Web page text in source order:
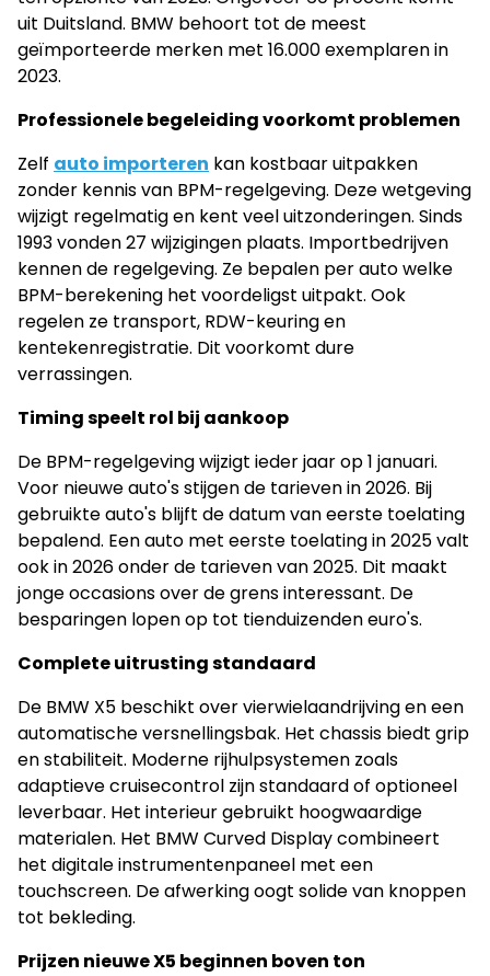
uit Duitsland. BMW behoort tot de meest
geïmporteerde merken met 16.000 exemplaren in
2023.
Professionele begeleiding voorkomt problemen
Zelf auto importeren kan kostbaar uitpakken
zonder kennis van BPM-regelgeving. Deze wetgeving
wijzigt regelmatig en kent veel uitzonderingen. Sinds
1993 vonden 27 wijzigingen plaats. Importbedrijven
kennen de regelgeving. Ze bepalen per auto welke
BPM-berekening het voordeligst uitpakt. Ook
regelen ze transport, RDW-keuring en
kentekenregistratie. Dit voorkomt dure
verrassingen.
Timing speelt rol bij aankoop
De BPM-regelgeving wijzigt ieder jaar op 1 januari.
Voor nieuwe auto's stijgen de tarieven in 2026. Bij
gebruikte auto's blijft de datum van eerste toelating
bepalend. Een auto met eerste toelating in 2025 valt
ook in 2026 onder de tarieven van 2025. Dit maakt
jonge occasions over de grens interessant. De
besparingen lopen op tot tienduizenden euro's.
Complete uitrusting standaard
De BMW X5 beschikt over vierwielaandrijving en een
automatische versnellingsbak. Het chassis biedt grip
en stabiliteit. Moderne rijhulpsystemen zoals
adaptieve cruisecontrol zijn standaard of optioneel
leverbaar. Het interieur gebruikt hoogwaardige
materialen. Het BMW Curved Display combineert
het digitale instrumentenpaneel met een
touchscreen. De afwerking oogt solide van knoppen
tot bekleding.
Prijzen nieuwe X5 beginnen boven ton